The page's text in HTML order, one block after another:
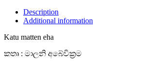
Description
Additional information
Katu matten eha
කතෘ : මාලනි අබේවික්‍රම